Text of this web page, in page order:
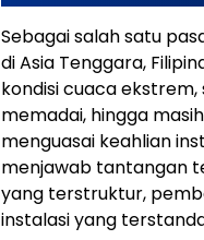
Sebagai salah satu
di Asia Tenggara,
kondisi cuaca
memadai, hingga
menguasai keahlian
menjawab tantangan
yang terstruktur,
instalasi yang